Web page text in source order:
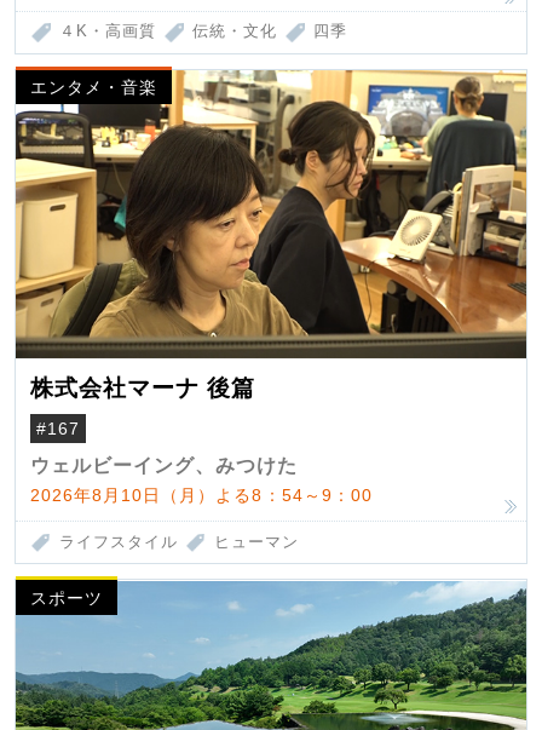
４K・高画質 伝統・文化 四季
エンタメ・音楽
株式会社マーナ 後篇
#167
ウェルビーイング、みつけた
2026年8月10日（月）よる8：54～9：00
ライフスタイル ヒューマン
スポーツ